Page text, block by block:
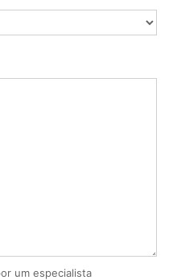
um especialista